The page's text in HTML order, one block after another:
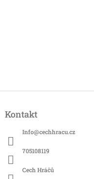
pKontakt
Info@cechhracu.cz
705108119
Cech Hráčů